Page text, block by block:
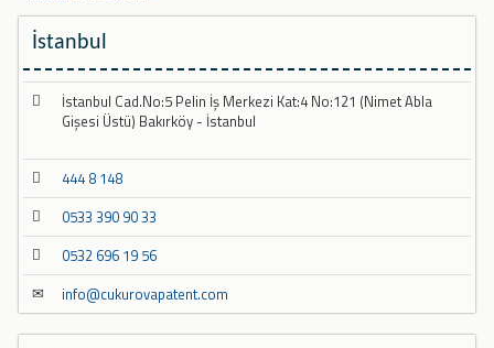
İstanbul
İstanbul Cad.No:5 Pelin İş Merkezi Kat:4 No:121 (Nimet Abla
Gişesi Üstü) Bakırköy - İstanbul
444 8 148
0533 390 90 33
0532 696 19 56
info@cukurovapatent.com